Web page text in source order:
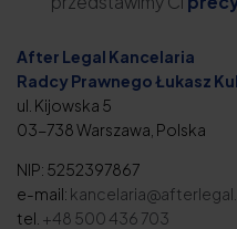
After Legal Kancelaria
Radcy Prawnego Łukasz
ul. Kijowska 5
03-738 Warszawa, Polska
NIP: 5252397867
e-mail:
tel. +48 500 436 703